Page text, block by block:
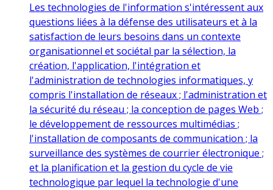
Les technologies de l'information s'intéressent aux
questions liées à la défense des utilisateurs et à la
satisfaction de leurs besoins dans un contexte
organisationnel et sociétal par la sélection, la
création, l'application, l'intégration et
l'administration de technologies informatiques, y
compris l'installation de réseaux ; l'administration et
la sécurité du réseau ; la conception de pages Web ;
le développement de ressources multimédias ;
l'installation de composants de communication ; la
surveillance des systèmes de courrier électronique ;
et la planification et la gestion du cycle de vie
technologique par lequel la technologie d'une